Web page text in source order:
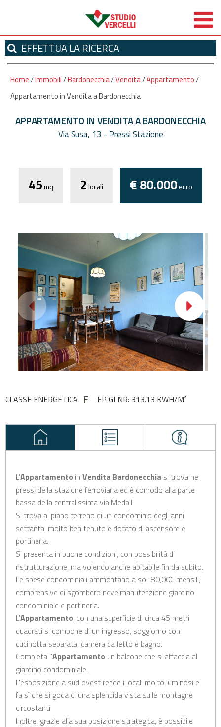
EFFETTUALA RICERCA
Home/Immobili/Bardonecchia/Vendita/Appartamento/
Appartamento in Vendita a Bardonecchia
APPARTAMENTO IN VENDITA A BARDONECCHIA
Via Susa, 13 - Pressi Stazione
45mq 2locali € 80.000euro
CLASSE ENERGETICA F EP GLNR: 313.13 KWH/M²
L'Appartamento inVendita Bardonecchia si trova nei
pressi della stazione ferroviaria ed è comodo alla parte
bassa della centralissima via Medail.
Si trova al piano terreno di un condominio degli anni
settanta, molto ben tenuto e dotato di ascensore e
portineria.
Si presenta in buone condizioni, con possibilità di
ristrutturazione, ma volendo anche abitabile fin da subito.
Le spese condominiali ammontano a soli 80,00€ mensili,
comprensive di sgombero neve,manutenzione giardino
condominiale e portineria.
L'Appartamento, con una superficie di circa 45 metri
quadrati si compone di un ingresso, soggiorno con
cucinotta separata, camera da letto e bagno.
Completa l'Appartamento un balcone che si affaccia al
giardino condominiale.
L'esposizione a sud ovest rende i locali molto luminosi e
fa sì che si goda di una splendida vista sulle montagne
circostanti.
Inoltre, grazie alla sua posizione strategica, è possibile
confermo di aver preso visione dell'informativa.
I campi contrassegnati con * sono obbligatori!